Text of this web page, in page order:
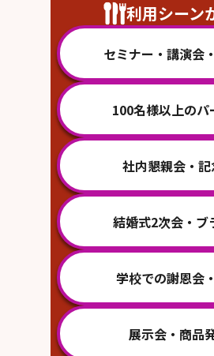
利用シーン
セミナー・講演会
100名様以上のパ
社内懇親会・
結婚式2次会・ブ
学校での謝恩会
展示会・商品